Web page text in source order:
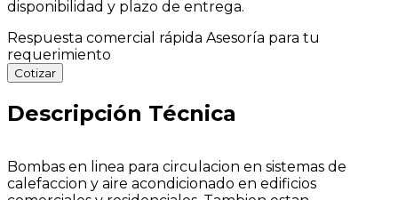
disponibilidad y plazo de entrega.
Respuesta comercial rápida Asesoría para tu
requerimiento
Cotizar
Descripción Técnica
Bombas en linea para circulacion en sistemas de
calefaccion y aire acondicionado en edificios